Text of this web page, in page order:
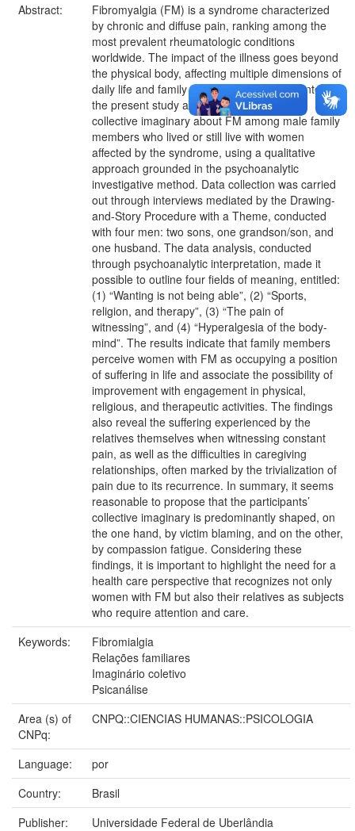
Abstract:
Fibromyalgia (FM) is a syndrome characterized
by chronic and diffuse pain, ranking among the
most prevalent rheumatologic conditions
worldwide. The impact of the illness goes beyond
the physical body, affecting multiple dimensions of
daily life and family relationships. In this context,
the present study aimed to understand the
collective imaginary about FM among male family
members who lived or still live with women
affected by the syndrome, using a qualitative
approach grounded in the psychoanalytic
investigative method. Data collection was carried
out through interviews mediated by the Drawing-
and-Story Procedure with a Theme, conducted
with four men: two sons, one grandson/son, and
one husband. The data analysis, conducted
through psychoanalytic interpretation, made it
possible to outline four fields of meaning, entitled:
(1) “Wanting is not being able”, (2) “Sports,
religion, and therapy”, (3) “The pain of
witnessing”, and (4) “Hyperalgesia of the body-
mind”. The results indicate that family members
perceive women with FM as occupying a position
of suffering in life and associate the possibility of
improvement with engagement in physical,
religious, and therapeutic activities. The findings
also reveal the suffering experienced by the
relatives themselves when witnessing constant
pain, as well as the difficulties in caregiving
relationships, often marked by the trivialization of
pain due to its recurrence. In summary, it seems
reasonable to propose that the participants’
collective imaginary is predominantly shaped, on
the one hand, by victim blaming, and on the other,
by compassion fatigue. Considering these
findings, it is important to highlight the need for a
health care perspective that recognizes not only
women with FM but also their relatives as subjects
who require attention and care.
Keywords:
Fibromialgia
Relações familiares
Imaginário coletivo
Psicanálise
Area (s) of
CNPq:
CNPQ::CIENCIAS HUMANAS::PSICOLOGIA
Language:
por
Country:
Brasil
Publisher:
Universidade Federal de Uberlândia